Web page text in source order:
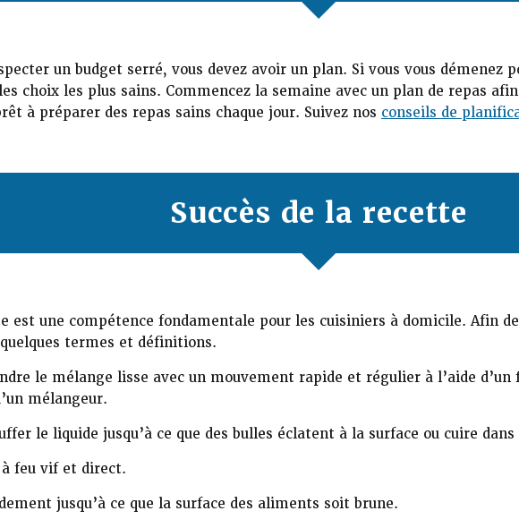
un budget serré, vous devez avoir un plan. Si vous vous démenez
choix les plus sains. Commencez la semaine avec un plan de repas
à préparer des repas sains chaque jour. Suivez nos conseils de
Succès de la recette
est une compétence fondamentale pour les cuisiniers à domicile. Afin
termes et définitions.
le mélange lisse avec un mouvement rapide et régulier à l’aide d’un
mélangeur.
le liquide jusqu’à ce que des bulles éclatent à la surface ou cuire
feu vif et direct.
jusqu’à ce que la surface des aliments soit brune.